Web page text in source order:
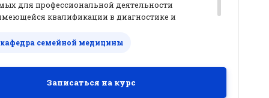
для профессиональной деятельности
квалификации в диагностике и
заболеваний у неизлечимо больных
Е.Ю., Юсупова Ю.П.
кафедра семейной медицины
Записаться на курс